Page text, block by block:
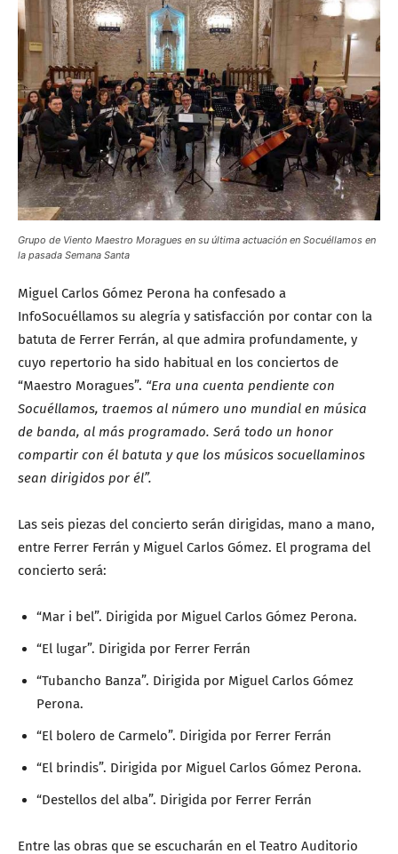
Grupo de Viento Maestro Moragues en su última actuación en Socuéllamos en
la pasada Semana Santa
Miguel Carlos Gómez Perona ha confesado a
InfoSocuéllamos su alegría y satisfacción por contar con la
batuta de Ferrer Ferrán, al que admira profundamente, y
cuyo repertorio ha sido habitual en los conciertos de
“Maestro Moragues”. “Era una cuenta pendiente con
Socuéllamos, traemos al número uno mundial en música
de banda, al más programado. Será todo un honor
compartir con él batuta y que los músicos socuellaminos
sean dirigidos por él”.
Las seis piezas del concierto serán dirigidas, mano a mano,
entre Ferrer Ferrán y Miguel Carlos Gómez. El programa del
concierto será:
“Mar i bel”. Dirigida por Miguel Carlos Gómez Perona.
“El lugar”. Dirigida por Ferrer Ferrán
“Tubancho Banza”. Dirigida por Miguel Carlos Gómez
Perona.
“El bolero de Carmelo”. Dirigida por Ferrer Ferrán
“El brindis”. Dirigida por Miguel Carlos Gómez Perona.
“Destellos del alba”. Dirigida por Ferrer Ferrán
Entre las obras que se escucharán en el Teatro Auditorio